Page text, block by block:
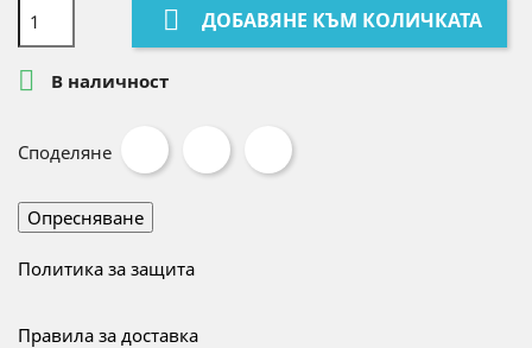
 ДОБАВЯНЕ КЪМ КОЛИЧКАТА
 В наличност
Споделяне
Политика за защита
Правила за доставка